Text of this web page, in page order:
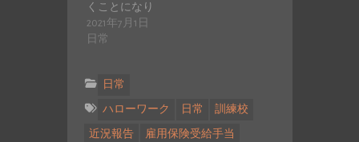
くことになり
ました(^-^)/
入校式に雨の
2021年7月1日
日常
日常
ハローワーク 日常 訓練校
近況報告 雇用保険受給手当